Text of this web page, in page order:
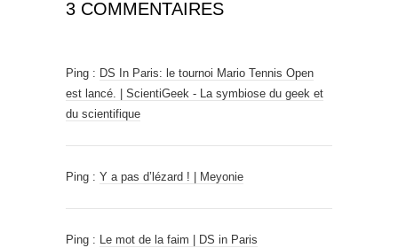
3 COMMENTAIRES
Ping : DS In Paris: le tournoi Mario Tennis Open
est lancé. | ScientiGeek - La symbiose du geek et
du scientifique
Ping : Y a pas d’lézard ! | Meyonie
Ping : Le mot de la faim | DS in Paris